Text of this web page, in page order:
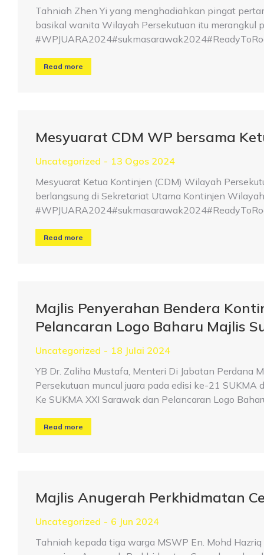
Tahniah Zhen Yi yang menghadiahkan pingat
basikal wanita Wilayah Persekutuan itu merangkul
Read more
Mesyuarat CDM WP bersama
Uncategorized
13 Ogos 2024
Mesyuarat Ketua Kontinjen (CDM) Wilayah
berlangsung di Sekretariat Utama Kontinjen
Read more
Majlis Penyerahan Bendera
Pelancaran Logo Baharu Majlis
Uncategorized
18 Julai 2024
YB Dr. Zaliha Mustafa, Menteri Di Jabatan
Persekutuan muncul juara pada edisi ke-21
Ke SUKMA XXI Sarawak dan Pelancaran Logo
Read more
Majlis Anugerah Perkhidmatan
Uncategorized
6 Jun 2024
Tahniah kepada tiga warga MSWP En. Mohd